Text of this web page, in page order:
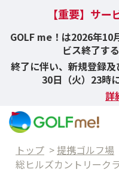
【重要】サ
GOLF me！は2026年10
ビス終了す
終了に伴い、新規登録
30日（火）23時
詳
トップ > 提携ゴルフ場
総ヒルズカントリーク